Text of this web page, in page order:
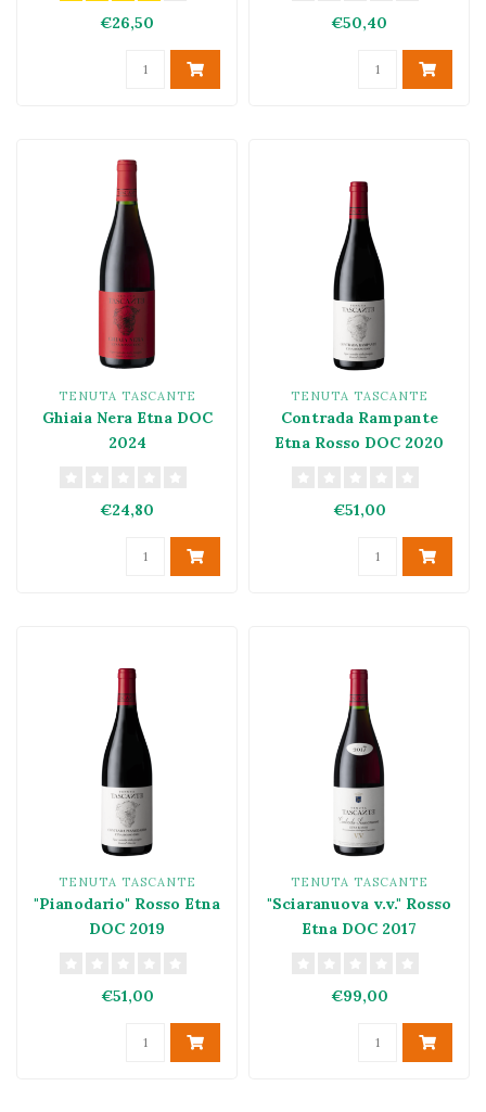
€26,50 €50,40
TENUTA TASCANTE
Ghiaia Nera Etna DOC
2024
€24,80
TENUTA TASCANTE
Contrada Rampante
Etna Rosso DOC 2020
€51,00
TENUTA TASCANTE
"Pianodario" Rosso Etna
DOC 2019
€51,00
TENUTA TASCANTE
"Sciaranuova v.v." Rosso
Etna DOC 2017
€99,00